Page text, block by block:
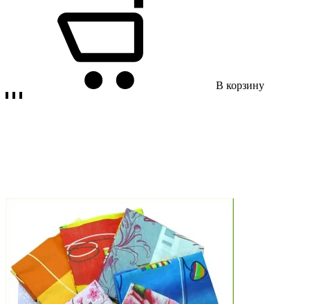
В корзину